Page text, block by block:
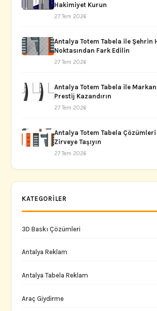
Hakimiyet Kurun
27 Tem 2026
Antalya Totem Tabela ile Şehrin
Noktasından Fark Edilin
27 Tem 2026
Antalya Totem Tabela ile
Prestij Kazandırın
27 Tem 2026
Antalya Totem Tabela Çözümleri
Zirveye Taşıyın
27 Tem 2026
KATEGORILER
3D Baskı Çözümleri
Antalya Reklam
Antalya Tabela Reklam
Araç Giydirme